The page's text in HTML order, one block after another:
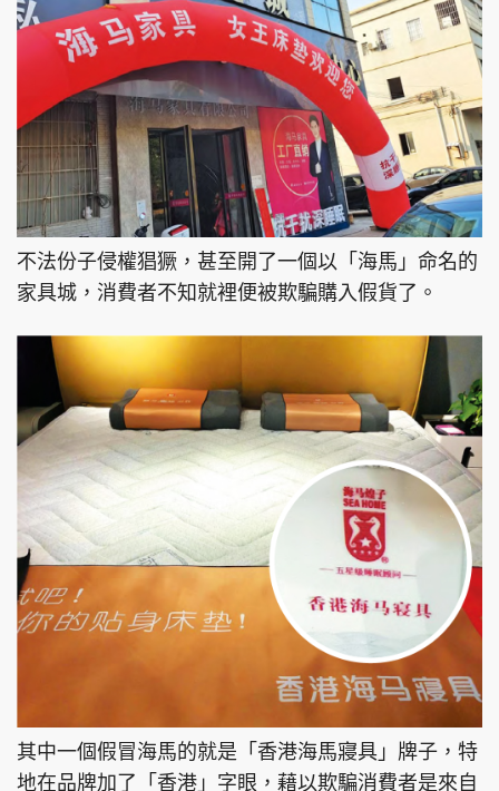
不法份子侵權猖獗，甚至開了一個以「海馬」命名的
家具城，消費者不知就裡便被欺騙購入假貨了。
其中一個假冒海馬的就是「香港海馬寢具」牌子，特
地在品牌加了「香港」字眼，藉以欺騙消費者是來自